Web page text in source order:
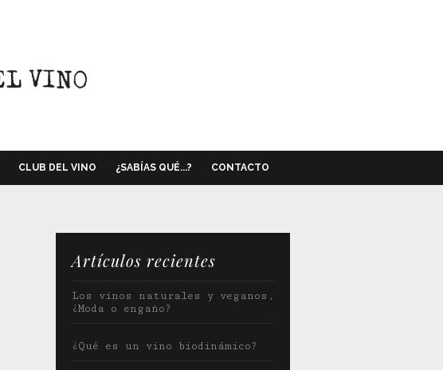
CLUB DEL VINO ¿SABÍAS QUÉ...? CONTACTO
Artículos recientes
Los vinos naturales y veganos,
¿Moda o engaño?
¿Qué es un vino biodinámico?